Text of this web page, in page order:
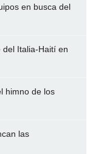
en busca del
Italia-Haití en
himno de los
las